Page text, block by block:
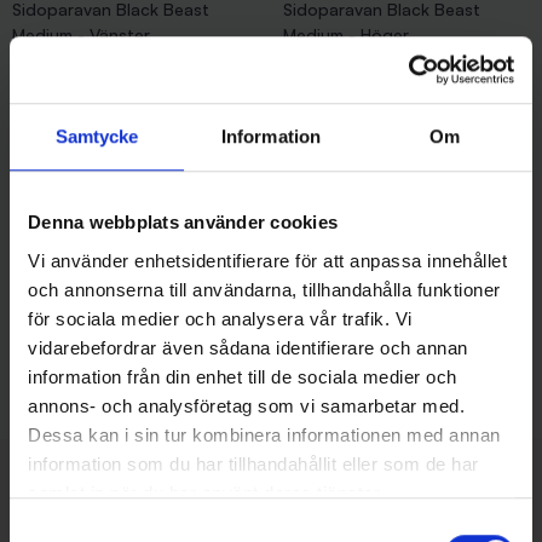
Samtycke Information Om
Denna webbplats använder cookies
Vi använder enhetsidentifierare för att anpassa innehållet
och annonserna till användarna, tillhandahålla funktioner
för sociala medier och analysera vår trafik. Vi
vidarebefordrar även sådana identifierare och annan
information från din enhet till de sociala medier och
annons- och analysföretag som vi samarbetar med.
Dessa kan i sin tur kombinera informationen med annan
information som du har tillhandahållit eller som de har
samlat in när du har använt deras tjänster.
Sidoparavan Black Beast
Medium - Vänster
Sidoparavan Black Beast
Medium - Höger
LMP
LMP Spöhållare Blå
Pris
299,00 kr
LMP
LMP Spöhållare Silver
Pris
299,00 kr
KUNDOMDÖMEN